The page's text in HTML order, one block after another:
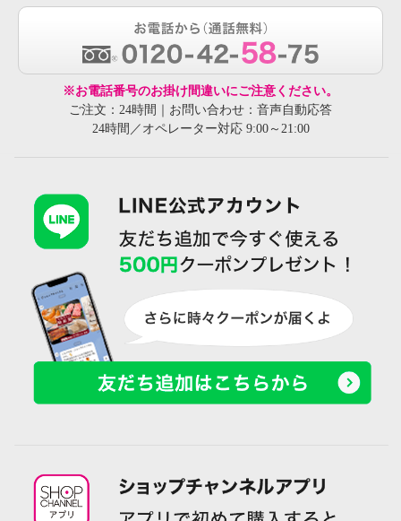
※お電話番号のお掛け間違いにご注意ください。
ご注文：24時間｜お問い合わせ：音声自動応答
24時間／オペレーター対応 9:00～21:00